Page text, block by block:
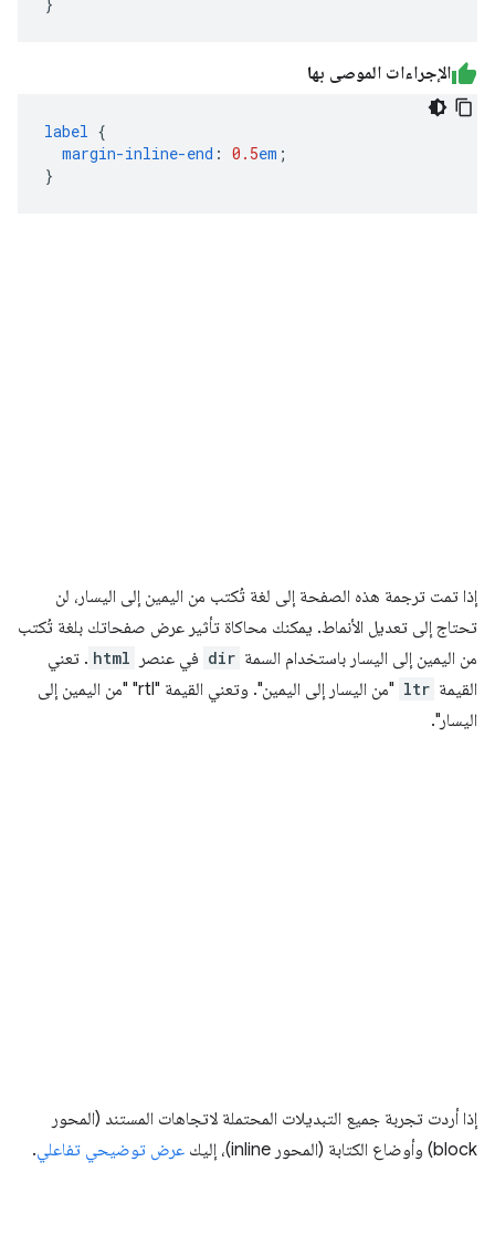
الإجراءات الموصى بها
label {
margin-inline-end : 0.5em ;
}
إذا تمت ترجمة هذه الصفحة إلى لغة تُكتب من اليمين إلى اليسار، لن
تحتاج إلى تعديل الأنماط. يمكنك محاكاة تأثير عرض صفحاتك بلغة تُكتب
من اليمين إلى اليسار باستخدام السمة dir في عنصر html . تعني
القيمة ltr
"من اليسار إلى اليمين". وتعني القيمة "rtl" "من اليمين إلى
اليسار".
إذا أردت تجربة جميع التبديلات المحتملة لاتجاهات المستند (المحور
block) وأوضاع الكتابة (المحور inline)، إليك
عرض توضيحي تفاعلي.